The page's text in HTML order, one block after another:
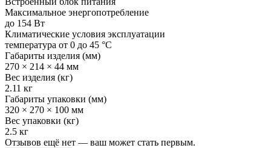
Максимальное энергопотребление
до 154 Вт
Климатические условия эксплуатации
температура от 0 до 45 °С
Габариты изделия (мм)
270 × 214 × 44 мм
Вес изделия (кг)
2.11 кг
Габариты упаковки (мм)
320 × 270 × 100 мм
Вес упаковки (кг)
2.5 кг
Отзывов ещё нет — ваш может стать первым.